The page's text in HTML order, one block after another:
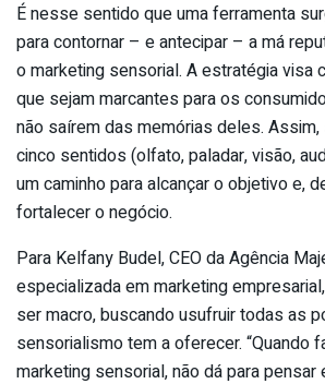
É nesse sentido que uma ferramenta
para contornar – e antecipar – a má
o marketing sensorial. A estratégia visa
que sejam marcantes para os
não saírem das memórias deles.
cinco sentidos (olfato, paladar, visão,
um caminho para alcançar o objetivo e,
fortalecer o negócio.
Para Kelfany Budel, CEO da Agência
especializada em marketing
ser macro, buscando usufruir todas as
sensorialismo tem a oferecer. “Quando
marketing sensorial, não dá para